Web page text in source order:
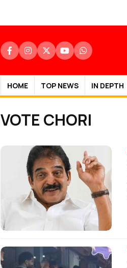
HOME TOP NEWS IN DEPTH
VOTE CHORI